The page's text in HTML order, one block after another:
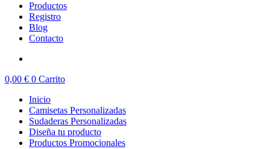
Productos
Registro
Blog
Contacto
0,00 € 0 Carrito
Inicio
Camisetas Personalizadas
Sudaderas Personalizadas
Diseña tu producto
Productos Promocionales